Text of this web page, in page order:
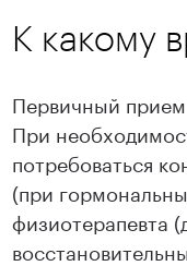
Подробнее
К какому
Первичный прием
При
потребоваться
(при
физиотерапевта